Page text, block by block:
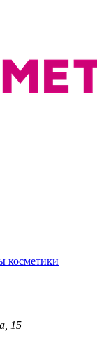
косметики
15